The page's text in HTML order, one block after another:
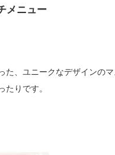
メニュー
、ユニークなデザインのマ
りです。